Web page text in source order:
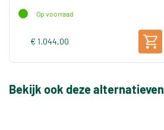
Op voorraad
€ 1.044,00
Bekijk ook deze alternatieven